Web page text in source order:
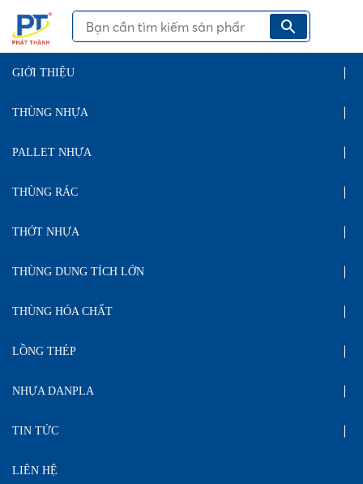
GIỚI THIỆU
THÙNG NHỰA
PALLET NHỰA
THÙNG RÁC
THỚT NHỰA
THÙNG DUNG TÍCH LỚN
THÙNG HÓA CHẤT
LỒNG THÉP
NHỰA DANPLA
TIN TỨC
LIÊN HỆ